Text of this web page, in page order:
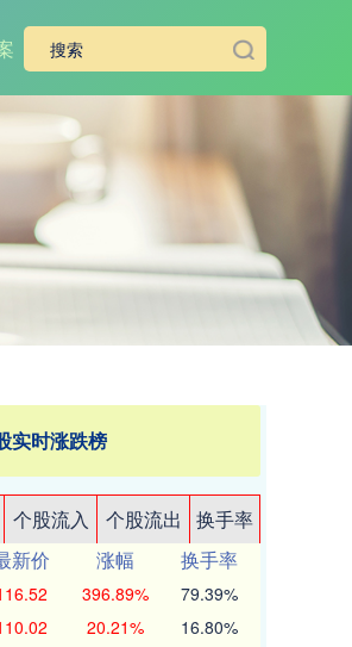
实时涨跌榜
个股流入 个股流出
换手率
新价 涨幅
换手率
396.89% 79.39%
20.21% 16.80%